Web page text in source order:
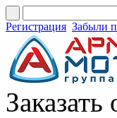
Регистрация Забыли